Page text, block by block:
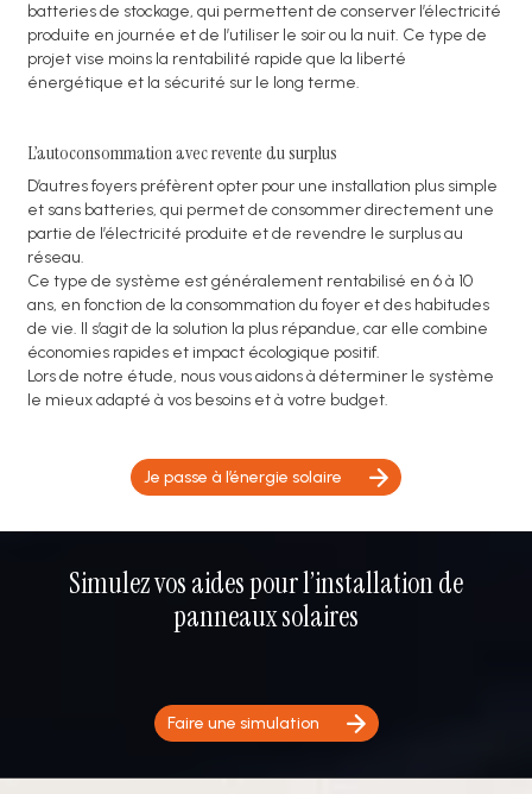
batteries de stockage, qui permettent de conserver l’électricité
produite en journée et de l’utiliser le soir ou la nuit. Ce type de
projet vise moins la rentabilité rapide que la liberté
énergétique et la sécurité sur le long terme.
L’autoconsommation avec revente du surplus
D’autres foyers préfèrent opter pour une installation plus simple
et sans batteries, qui permet de consommer directement une
partie de l’électricité produite et de revendre le surplus au
réseau.
Ce type de système est généralement rentabilisé en 6 à 10
ans, en fonction de la consommation du foyer et des habitudes
de vie. Il s’agit de la solution la plus répandue, car elle combine
économies rapides et impact écologique positif.
Lors de notre étude, nous vous aidons à déterminer le système
le mieux adapté à vos besoins et à votre budget.
Je passe à l’énergie solaire
Simulez vos aides pour l’installation de
panneaux solaires
Faire une simulation